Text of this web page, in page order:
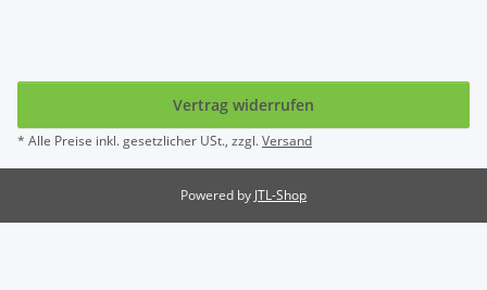
Vertrag widerrufen
* Alle Preise inkl. gesetzlicher USt., zzgl.Versand
Powered by JTL-Shop